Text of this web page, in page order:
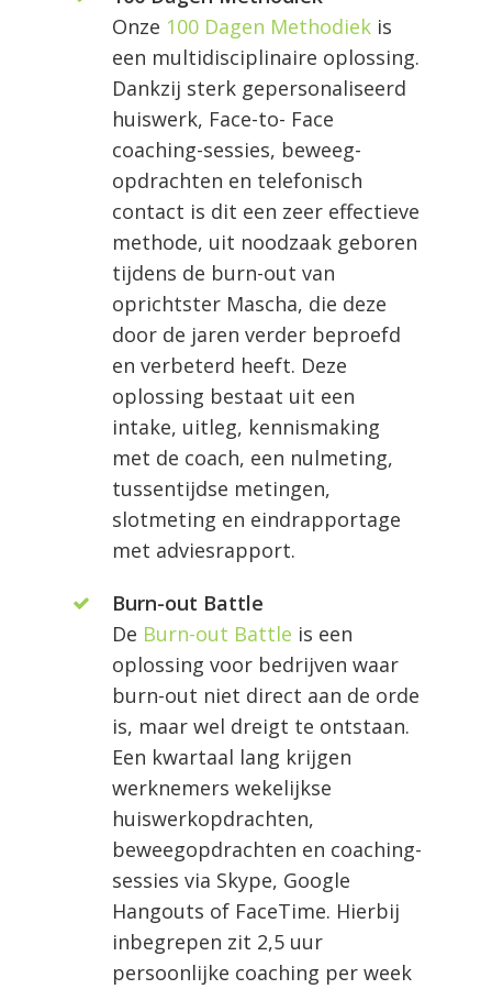
Onze 100 Dagen Methodiek is
een multidisciplinaire oplossing.
Dankzij sterk gepersonaliseerd
huiswerk, Face-to- Face
coaching-sessies, beweeg-
opdrachten en telefonisch
contact is dit een zeer effectieve
methode, uit noodzaak geboren
tijdens de burn-out van
oprichtster Mascha, die deze
door de jaren verder beproefd
en verbeterd heeft. Deze
oplossing bestaat uit een
intake, uitleg, kennismaking
met de coach, een nulmeting,
tussentijdse metingen,
slotmeting en eindrapportage
met adviesrapport.
Burn-out Battle
De Burn-out Battle is een
oplossing voor bedrijven waar
burn-out niet direct aan de orde
is, maar wel dreigt te ontstaan.
Een kwartaal lang krijgen
werknemers wekelijkse
huiswerkopdrachten,
beweegopdrachten en coaching-
sessies via Skype, Google
Hangouts of FaceTime. Hierbij
inbegrepen zit 2,5 uur
persoonlijke coaching per week